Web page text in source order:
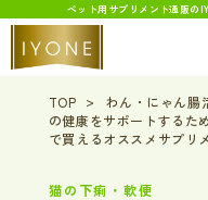
ペット用サプリメント通販の
TOP わん・にゃん腸
の健康をサポートするた
で買えるオススメサプリ
猫の下痢・軟便